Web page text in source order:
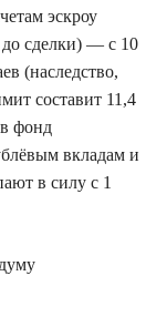
эскроу
до сделки) — с 10
(наследство,
составит 11,4
фонд
вкладам и
в силу с 1